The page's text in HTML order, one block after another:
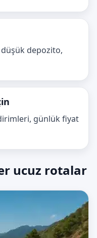
depozito,
günlük fiyat
ucuz rotalar